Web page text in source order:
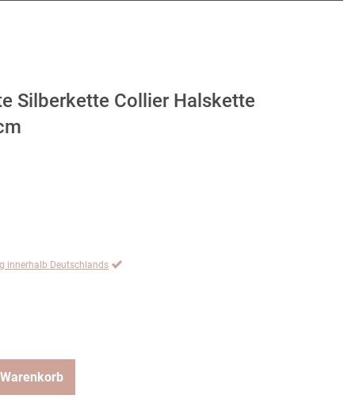
Silberkette Collier Halskette
innerhalb Deutschlands